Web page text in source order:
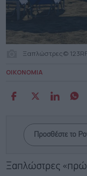
Ξαπλώστρες© 123RF
ΟΙΚΟΝΟΜΙΑ
Προσθέστε το
Ξαπλώστρες